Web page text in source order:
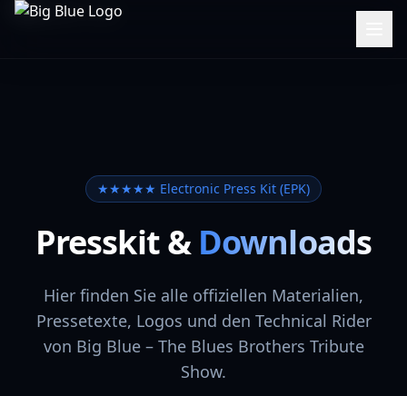
★★★★★ Electronic Press Kit (EPK)
Presskit & Downloads
Hier finden Sie alle offiziellen Materialien,
Pressetexte, Logos und den Technical Rider
von Big Blue – The Blues Brothers Tribute
Show.